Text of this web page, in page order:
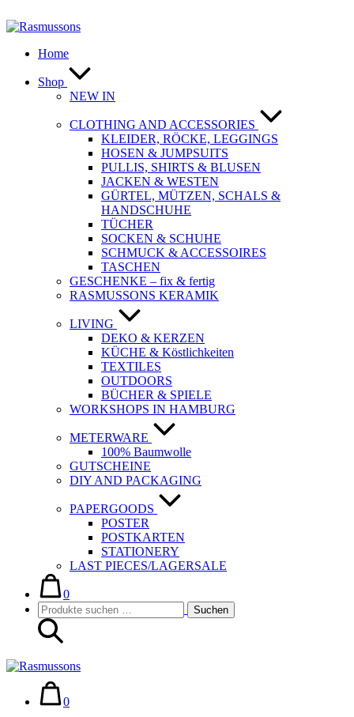
Inhalt
Home
Shop
NEW IN
CLOTHING AND ACCESSORIES
KLEIDER, RÖCKE, LEGGINGS
HOSEN & JUMPSUITS
PULLIS, SHIRTS & BLUSEN
JACKEN & WESTEN
GÜRTEL, MÜTZEN, SCHALS &
HANDSCHUHE
TÜCHER
SOCKEN & SCHUHE
SCHMUCK & ACCESSOIRES
TASCHEN
GESCHENKE – fix & fertig
RASMUSSONS KERAMIK
LIVING
DEKO & KERZEN
KÜCHE & Köstlichkeiten
TEXTILES
OUTDOORS
BÜCHER & SPIELE
WORKSHOPS IN HAMBURG
METERWARE
100% Baumwolle
GUTSCHEINE
DIY AND PACKAGING
PAPERGOODS
POSTER
POSTKARTEN
STATIONERY
LAST PIECES/LAGERSALE
Warenkorb
0im
Warenkorb
Suche-
Schalter
Suchen
nach:
Suchen
Warenkorb
0im